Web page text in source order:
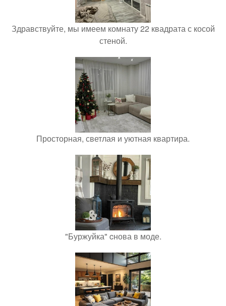
Здравствуйте, мы имеем комнату 22 квадрата с косой
стеной.
Просторная, светлая и уютная квартира.
"Буржуйка" cнова в моде.